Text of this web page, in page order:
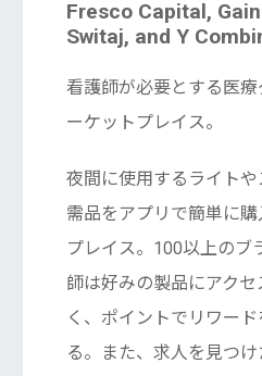
Fresco Capital,
Switaj, and Y
看護師が必要とする医
ーケットプレイス。
夜間に使用するライト
需品をアプリで簡単に
プレイス。100以上のブ
師は好みの製品にアク
く、ポイントでリワー
る。また、求人を見つ